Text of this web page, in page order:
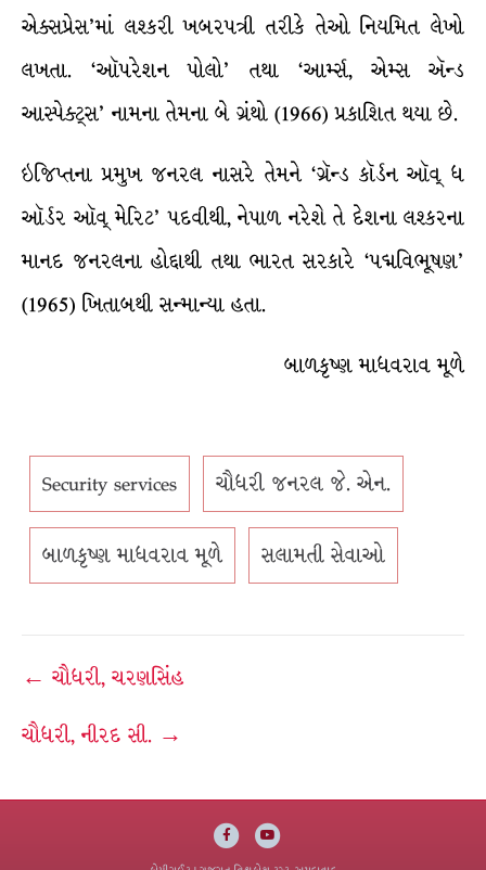
એક્સપ્રેસ’માં લશ્કરી ખબરપત્રી તરીકે તેઓ નિયમિત લેખો
લખતા. ‘ઑપરેશન પોલો’ તથા ‘આર્મ્સ, એમ્સ ઍન્ડ
આસ્પેક્ટ્સ’ નામના તેમના બે ગ્રંથો (1966) પ્રકાશિત થયા છે.
ઇજિપ્તના પ્રમુખ જનરલ નાસરે તેમને ‘ગ્રૅન્ડ કૉર્ડન ઑવ્ ધ
ઑર્ડર ઑવ્ મેરિટ’ પદવીથી, નેપાળ નરેશે તે દેશના લશ્કરના
માનદ જનરલના હોદ્દાથી તથા ભારત સરકારે ‘પદ્મવિભૂષણ’
(1965) ખિતાબથી સન્માન્યા હતા.
બાળકૃષ્ણ માધવરાવ મૂળે
Security services ચૌધરી જનરલ જે. એન.
બાળકૃષ્ણ માધવરાવ મૂળે સલામતી સેવાઓ
Post
navigation
← ચૌધરી, ચરણસિંહ
ચૌધરી, નીરદ સી. →
FacebookYoutube